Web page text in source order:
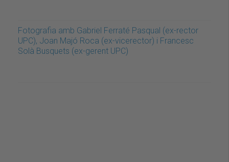
Fotografia amb Gabriel Ferraté Pasqual (ex-rector
UPC), Joan Majó Roca (ex-vicerector) i Francesc
Solà Busquets (ex-gerent UPC)